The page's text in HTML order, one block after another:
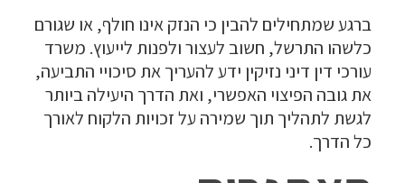
ברגע שמתחילים להבין כי הנזק אינו חולף, או שגורם
כלשהו התרשל, חשוב לעצור ולפנות לייעוץ. משרד
עורכי דין דיני נזיקין ידע להעריך את סיכויי התביעה,
את גובה הפיצוי האפשרי, ואת הדרך היעילה ביותר
לגשת לתהליך תוך שמירה על זכויות הלקוח לאורך
כל הדרך.